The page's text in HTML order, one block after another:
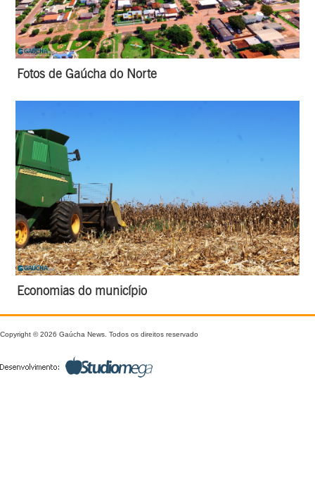
Fotos de Gaúcha do Norte
Economias do município
Copyright © 2026 Gaúcha News. Todos os direitos reservado